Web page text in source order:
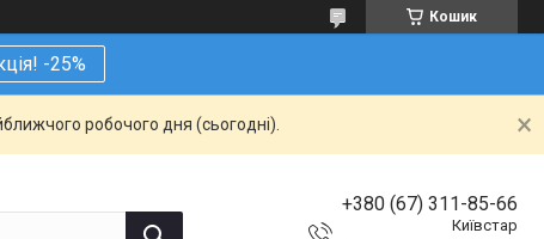
Кошик
-25%
робочого дня (сьогодні).
+380 (67) 311-85-66
Київстар